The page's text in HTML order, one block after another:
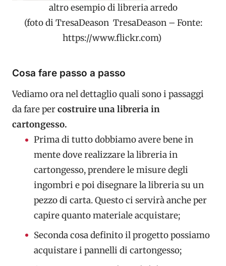
altro esempio di libreria arredo
(foto di TresaDeason TresaDeason – Fonte:
https://www.flickr.com)
Cosa fare passo a passo
Vediamo ora nel dettaglio quali sono i passaggi
da fare percostruire una libreria in
cartongesso.
Prima di tutto dobbiamo avere bene in
mente dove realizzare la libreria in
cartongesso, prendere le misure degli
ingombri e poi disegnare la libreria su un
pezzo di carta. Questo ci servirà anche per
capire quanto materiale acquistare;
Seconda cosa definito il progetto possiamo
acquistare i pannelli di cartongesso;